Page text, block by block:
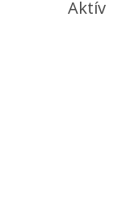
Aktív